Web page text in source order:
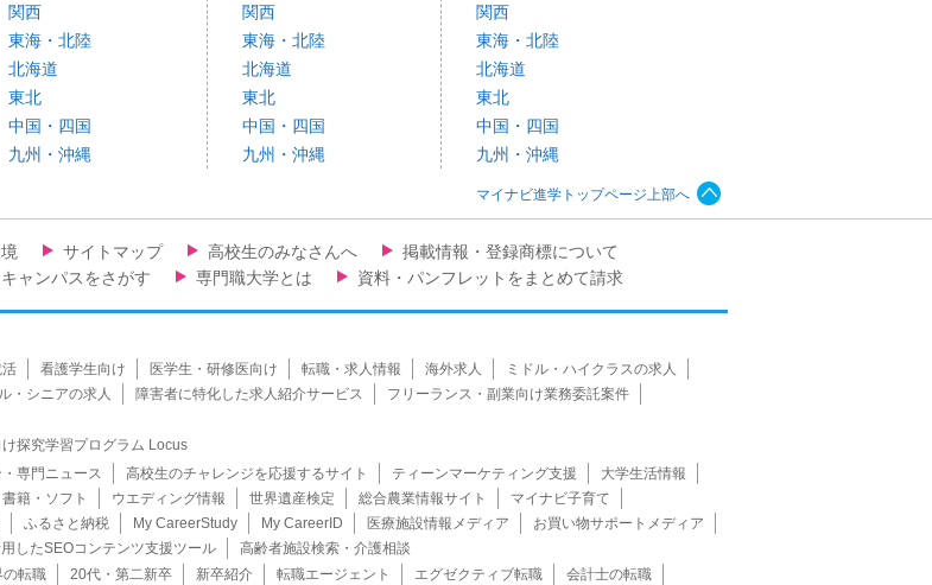
関西
東海・北陸
北海道
東北
中国・四国
九州・沖縄
関西
東海・北陸
北海道
東北
中国・四国
九州・沖縄
関西
東海・北陸
北海道
東北
中国・四国
九州・沖縄
マイナビ進学トップページ上部へ
サイトマップ 高校生のみなさんへ
掲載情報・登録商標について
ャンパスをさがす 専門職大学とは 資料・パンフレットをまとめて請求
活 看護学生向け 医学生・研修医向け 転職・求人情報 海外求人
ミドル・ハイクラスの求人
・シニアの求人 障害者に特化した求人紹介サービス
フリーランス・副業向け業務委託案件
探究学習プログラム Locus
専門ニュース 高校生のチャレンジを応援するサイト ティーンマーケティング支援
大学生活情報
籍・ソフト ウエディング情報 世界遺産検定 総合農業情報サイト
マイナビ子育て
ふるさと納税 My CareerStudy My CareerID 医療施設情報メディア
お買い物サポートメディア
したSEOコンテンツ支援ツール
高齢者施設検索・介護相談
転職 20代・第二新卒 新卒紹介 転職エージェント エグゼクティブ転職 会計士の転職